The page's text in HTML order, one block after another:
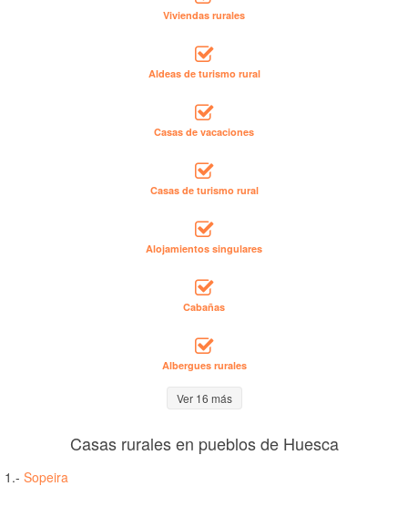
Viviendas rurales
Aldeas de turismo rural
Casas de vacaciones
Casas de turismo rural
Alojamientos singulares
Cabañas
Albergues rurales
Ver 16 más
Casas rurales en pueblos de Huesca
1.- Sopeira